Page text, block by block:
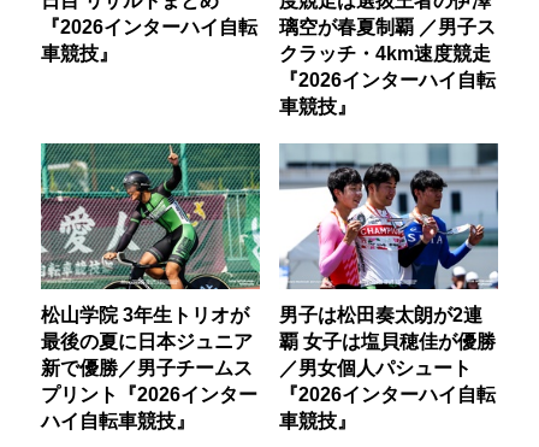
『2026インターハイ自転
車競技』
璃空が春夏制覇 ／男子ス
クラッチ・4km速度競走
『2026インターハイ自転
車競技』
松山学院 3年生トリオが
最後の夏に日本ジュニア
新で優勝／男子チームス
プリント『2026インター
ハイ自転車競技』
男子は松田奏太朗が2連
覇 女子は塩貝穂佳が優勝
／男女個人パシュート
『2026インターハイ自転
車競技』